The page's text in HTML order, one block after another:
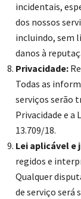
incidentais,
dos nossos
incluindo, sem
danos à
Privacidade:
Todas as
serviços serão
Privacidade e a
13.709/18.
Lei aplicável e
regidos e
Qualquer
de serviço será